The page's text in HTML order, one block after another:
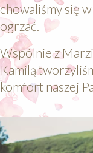
chowaliśmy się
ogrzać.
Wspólnie z
Kamilą
komfort naszej